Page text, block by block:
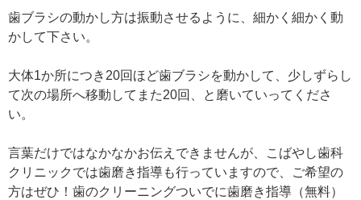
歯ブラシの動かし方は振動させるように、細かく細かく動
かして下さい。
大体1か所につき20回ほど歯ブラシを動かして、少しずらし
て次の場所へ移動してまた20回、と磨いていってくださ
い。
言葉だけではなかなかお伝えできませんが、こばやし歯科
クリニックでは歯磨き指導も行っていますので、ご希望の
方はぜひ！歯のクリーニングついでに歯磨き指導（無料）